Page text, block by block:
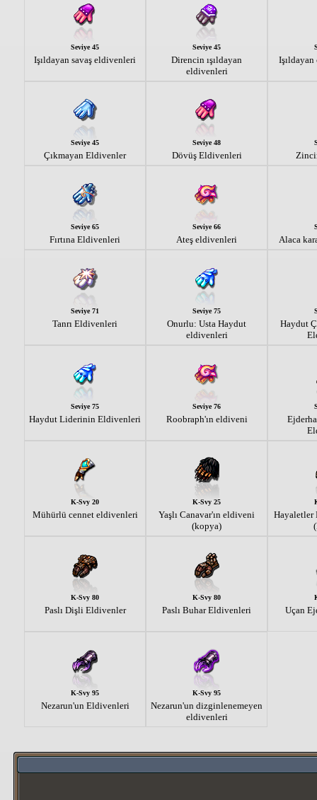
Seviye 45
Işıldayan savaş eldivenleri
Seviye 45
Direncin ışıldayan
eldivenleri
Seviye 45
Çıkmayan Eldivenler
Seviye 48
Dövüş Eldivenleri
Seviye 65
Fırtına Eldivenleri
Seviye 66
Ateş eldivenleri Alaca
Seviye 71
Tanrı Eldivenleri
Seviye 75
Onurlu: Usta Haydut
eldivenleri
Haydut
Seviye 75
Haydut Liderinin Eldivenleri
Seviye 76
Roobraph'ın eldiveni
K-Svy 20
Mühürlü cennet eldivenleri
K-Svy 25
Yaşlı Canavar'ın eldiveni
(kopya)
Hayaletler
K-Svy 80
Paslı Dişli Eldivenler
K-Svy 80
Paslı Buhar Eldivenleri Uçan
K-Svy 95
Nezarun'un Eldivenleri
K-Svy 95
Nezarun'un dizginlenemeyen
eldivenleri